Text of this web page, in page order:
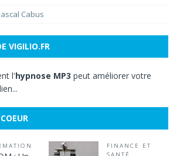
Cabus
VIGILIO.FR
l'hypnose MP3 peut améliorer votre
FINANCE ET